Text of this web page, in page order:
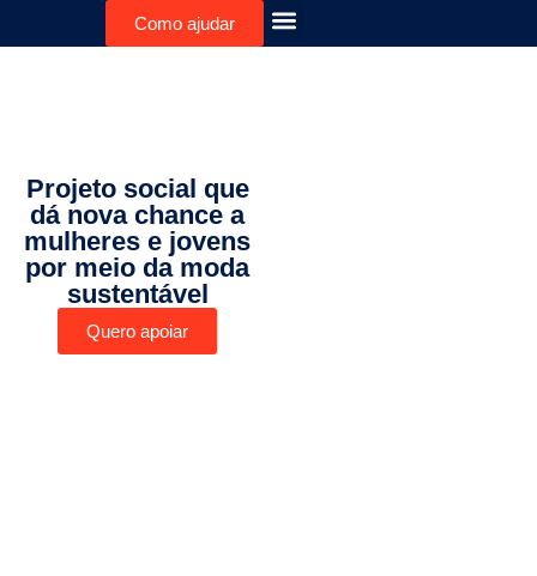
Como ajudar
Projeto social que
dá nova chance a
mulheres e jovens
por meio da moda
sustentável
Quero apoiar